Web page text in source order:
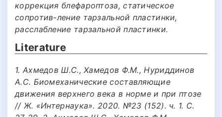
коррекция блефароптоза, статическое
сопротив-ление тарзальной пластинки,
расслабление тарзальной пластинки.
Literature
1. Ахмедов Ш.С., Хамедов Ф.М., Нуриддинов
А.С. Биомеханические составляющие
движения верхнего века в норме и при птозе
// Ж. «Интернаука». 2020. №23 (152). ч. 1. С.